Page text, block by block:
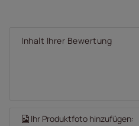
Inhalt Ihrer Bewertung
Ihr Produktfoto hinzufügen: